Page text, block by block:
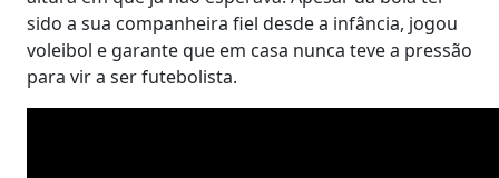
sido a sua companheira fiel desde a infância, jogou
voleibol e garante que em casa nunca teve a pressão
para vir a ser futebolista.